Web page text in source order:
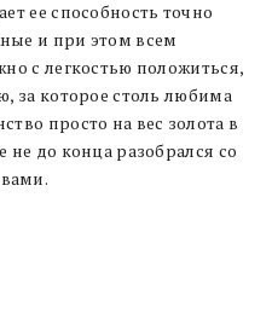
ее способность точно
и при этом всем
с легкостью положиться,
за которое столь любима
просто на вес золота в
до конца разобрался со